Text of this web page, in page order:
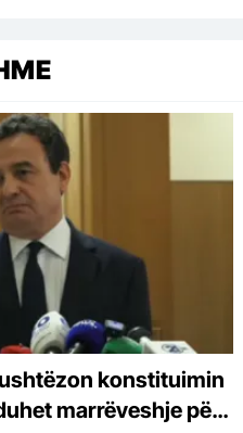
konstituimin
marrëveshje për